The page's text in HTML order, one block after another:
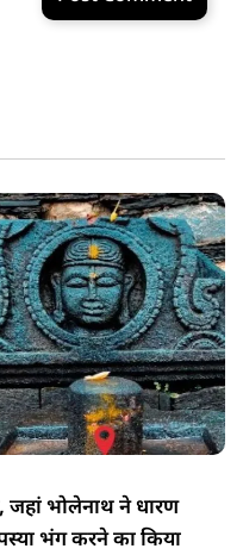
जहां भोलेनाथ ने धारण
भंग करने का किया